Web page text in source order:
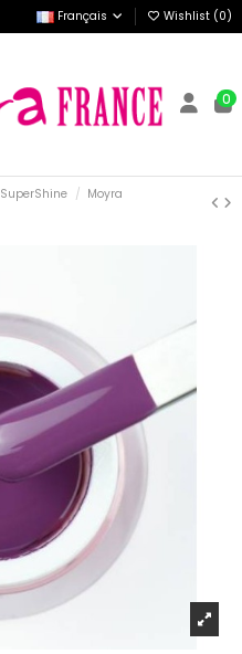
Français Wishlist (0)
0
SuperShine
Moyra